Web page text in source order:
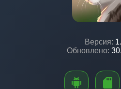
Версия:
Обновлено: